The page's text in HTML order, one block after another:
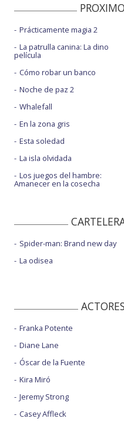
Prácticamente magia 2
La patrulla canina: La dino
película
Cómo robar un banco
Noche de paz 2
Whalefall
En la zona gris
Esta soledad
La isla olvidada
Los juegos del hambre:
Amanecer en la cosecha
Spider-man: Brand new day
La odisea
Franka Potente
Diane Lane
Óscar de la Fuente
Kira Miró
Jeremy Strong
Casey Affleck